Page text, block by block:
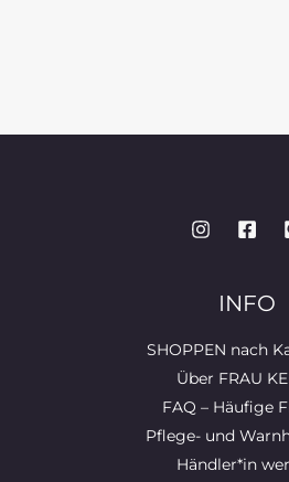
INFO
SHOPPEN nach
Über FRAU
FAQ – Häufige
Pflege- und
Händler*in